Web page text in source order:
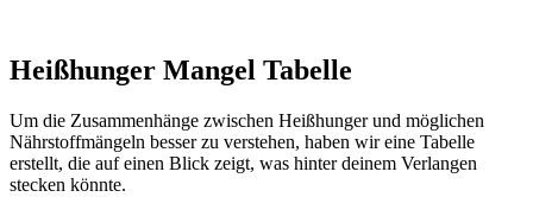
Heißhunger Mangel Tabelle
Um die Zusammenhänge zwischen Heißhunger und möglichen
Nährstoffmängeln besser zu verstehen, haben wir eine Tabelle
erstellt, die auf einen Blick zeigt, was hinter deinem Verlangen
stecken könnte.